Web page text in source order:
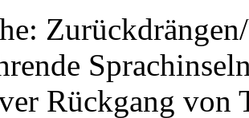
Rückgang von